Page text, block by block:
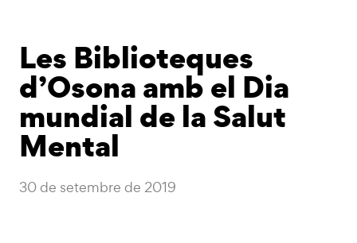
Les Biblioteques
d’Osona amb el Dia
mundial de la Salut
Mental
30 de setembre de 2019